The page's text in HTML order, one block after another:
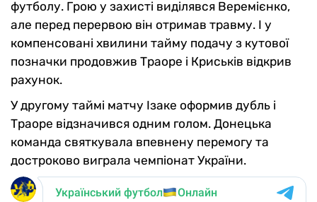
футболу. Грою у захисті виділявся Веремієнко,
але перед перервою він отримав травму. І у
компенсовані хвилини тайму подачу з кутової
позначки продовжив Траоре і Криськів відкрив
рахунок.
У другому таймі матчу Ізаке оформив дубль і
Траоре відзначився одним голом. Донецька
команда святкувала впевнену перемогу та
достроково виграла чемпіонат України.